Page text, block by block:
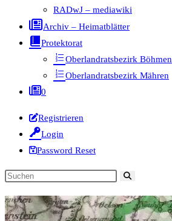
RADwJ – mediawiki
Archiv – Heimatblätter
Protektorat
Oberlandratsbezirk Böhmen
Oberlandratsbezirk Mähren
0
Registrieren
Login
Password Reset
Diese
durchsuchen